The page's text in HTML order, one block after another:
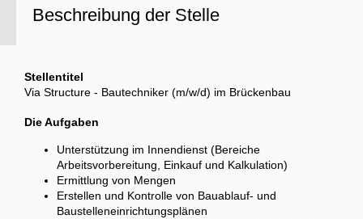
Beschreibung der Stelle
Stellentitel
Via Structure - Bautechniker (m/w/d) im Brückenbau
Die Aufgaben
Unterstützung im Innendienst (Bereiche
Arbeitsvorbereitung, Einkauf und Kalkulation)
Ermittlung von Mengen
Erstellen und Kontrolle von Bauablauf- und
Baustelleneinrichtungsplänen